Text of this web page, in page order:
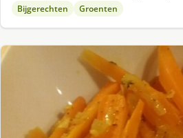
Bijgerechten Groenten